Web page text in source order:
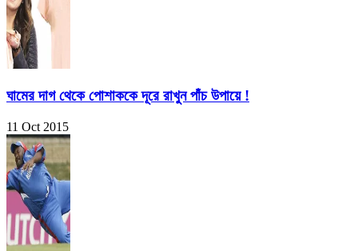
ঘামের দাগ থেকে পোশাককে দূরে রাখুন পাঁচ উপায়ে !
11 Oct 2015